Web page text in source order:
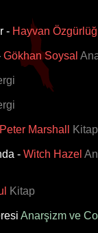
- Hayvan
Gökhan Soysal
Peter Marshall Kitap
- Witch Hazel
Kitap
Anarşizm ve